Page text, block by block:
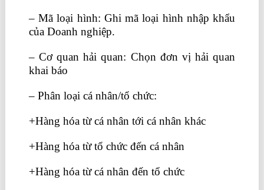
– Mã loại hình: Ghi mã loại hình nhập khẩu
của Doanh nghiệp.
– Cơ quan hải quan: Chọn đơn vị hải quan
khai báo
– Phân loại cá nhân/tổ chức:
+Hàng hóa từ cá nhân tới cá nhân khác
+Hàng hóa từ tổ chức đến cá nhân
+Hàng hóa từ cá nhân đến tổ chức